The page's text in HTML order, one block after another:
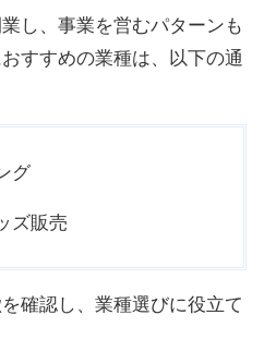
し、事業を営むパターンも
すすめの業種は、以下の通
グ
ズ販売
確認し、業種選びに役立て